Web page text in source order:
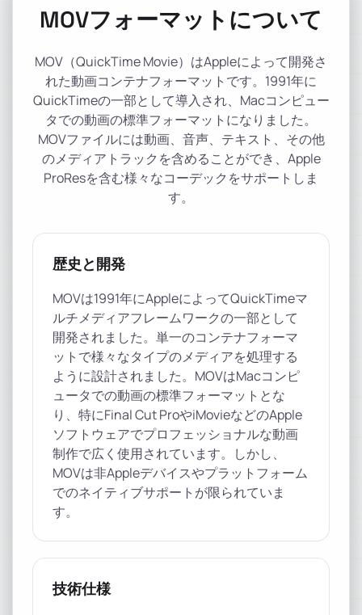
MOVフォーマットについて
MOV（QuickTime Movie）はAppleによって開発さ
れた動画コンテナフォーマットです。1991年に
QuickTimeの一部として導入され、Macコンピュー
タでの動画の標準フォーマットになりました。
MOVファイルには動画、音声、テキスト、その他
のメディアトラックを含めることができ、Apple
ProResを含む様々なコーデックをサポートしま
す。
歴史と開発
MOVは1991年にAppleによってQuickTimeマ
ルチメディアフレームワークの一部として
開発されました。単一のコンテナフォーマ
ットで様々なタイプのメディアを処理する
ように設計されました。MOVはMacコンピ
ュータでの動画の標準フォーマットとな
り、特にFinal Cut ProやiMovieなどのApple
ソフトウェアでプロフェッショナルな動画
制作で広く使用されています。しかし、
MOVは非Appleデバイスやプラットフォーム
でのネイティブサポートが限られていま
す。
技術仕様